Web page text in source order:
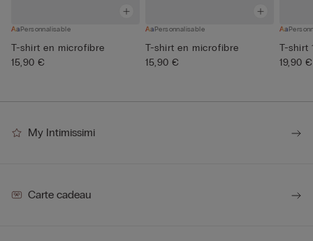
Personnalisable
T-shirt en microfibre
15,90 €
Personnalisable
T-shirt en microfibre
15,90 €
T-shirt
19,90 €
My Intimissimi
Carte cadeau